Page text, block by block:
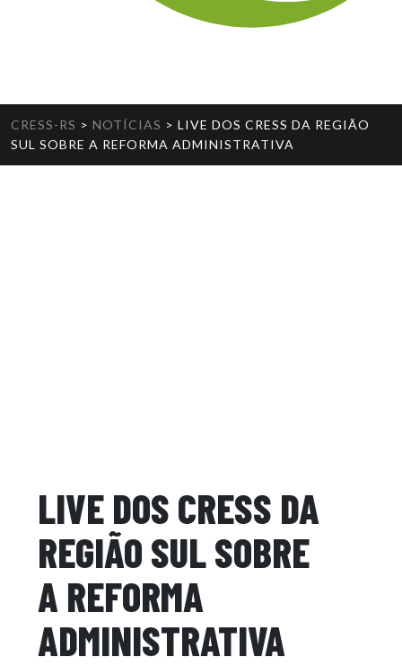
CRESS-RS > NOTÍCIAS > LIVE DOS CRESS DA REGIÃO
SUL SOBRE A REFORMA ADMINISTRATIVA
LIVE DOS CRESS DA
REGIÃO SUL SOBRE
A REFORMA
ADMINISTRATIVA